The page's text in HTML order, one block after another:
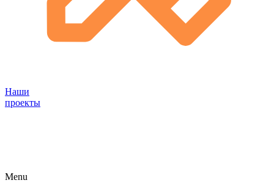
Наши
проекты
Menu